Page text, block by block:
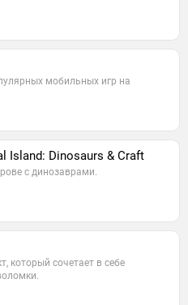
мобильных игр на
Island: Dinosaurs & Craft
с динозаврами.
который сочетает в себе